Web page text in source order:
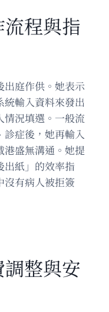
程與指
出庭作供。她表示
統輸入資料來發出
情況填選。一般流
症後，她再輸入
港盛無溝通。她提
出紙」的效率指
沒有病人被拒簽
整與安